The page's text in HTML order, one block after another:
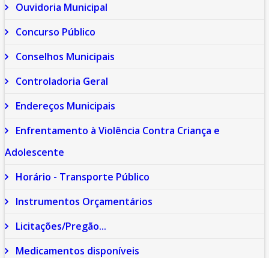
Ouvidoria Municipal
Concurso Público
Conselhos Municipais
Controladoria Geral
Endereços Municipais
Enfrentamento à Violência Contra Criança e
Adolescente
Horário - Transporte Público
Instrumentos Orçamentários
Licitações/Pregão...
Medicamentos disponíveis